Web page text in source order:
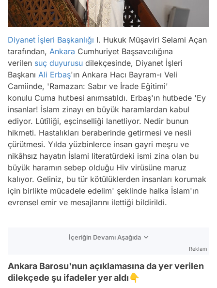
Diyanet İşleri Başkanlığı I. Hukuk Müşaviri Selami Açan
tarafından, Ankara Cumhuriyet Başsavcılığına
verilen suç duyurusu dilekçesinde, Diyanet İşleri
Başkanı Ali Erbaş'ın Ankara Hacı Bayram-ı Veli
Camiinde, 'Ramazan: Sabır ve İrade Eğitimi'
konulu Cuma hutbesi anımsatıldı. Erbaş'ın hutbede 'Ey
insanlar! İslam zinayı en büyük haramlardan kabul
ediyor. Lûtîliği, eşcinselliği lanetliyor. Nedir bunun
hikmeti. Hastalıkları beraberinde getirmesi ve nesli
çürütmesi. Yılda yüzbinlerce insan gayri meşru ve
nikâhsız hayatın İslami literatürdeki ismi zina olan bu
büyük haramın sebep olduğu Hiv virüsüne maruz
kalıyor. Geliniz, bu tür kötülüklerden insanları korumak
için birlikte mücadele edelim' şeklinde halka İslam'ın
evrensel emir ve mesajlarını ilettiği bildirildi.
İçeriğin Devamı Aşağıda
Reklam
Ankara Barosu'nun açıklamasına da yer verilen
dilekçede şu ifadeler yer aldı👇